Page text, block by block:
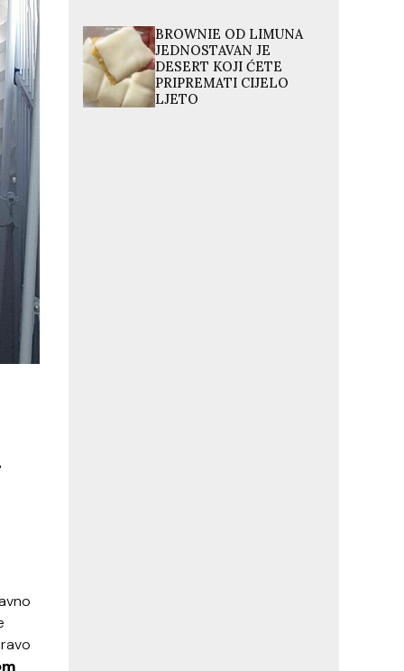
BROWNIE OD LIMUNA
JEDNOSTAVAN JE
DESERT KOJI ĆETE
PRIPREMATI CIJELO
LJETO